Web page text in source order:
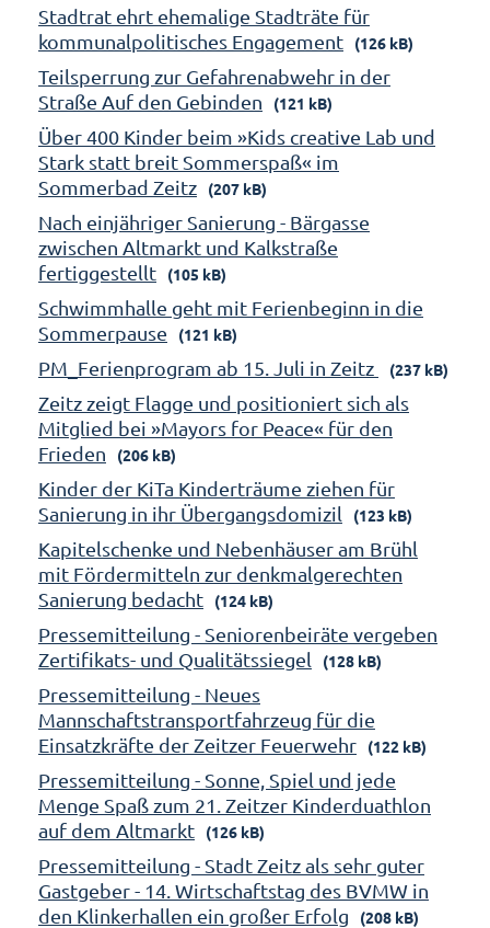
Stadtrat ehrt ehemalige Stadträte für
kommunalpolitisches Engagement
(126 kB)
Teilsperrung zur Gefahrenabwehr in der
Straße Auf den Gebinden
(121 kB)
Über 400 Kinder beim »Kids creative Lab und
Stark statt breit Sommerspaß« im
Sommerbad Zeitz
(207 kB)
Nach einjähriger Sanierung - Bärgasse
zwischen Altmarkt und Kalkstraße
fertiggestellt
(105 kB)
Schwimmhalle geht mit Ferienbeginn in die
Sommerpause
(121 kB)
PM_Ferienprogram ab 15. Juli in Zeitz (237 kB)
Zeitz zeigt Flagge und positioniert sich als
Mitglied bei »Mayors for Peace« für den
Frieden
(206 kB)
Kinder der KiTa Kinderträume ziehen für
Sanierung in ihr Übergangsdomizil
(123 kB)
Kapitelschenke und Nebenhäuser am Brühl
mit Fördermitteln zur denkmalgerechten
Sanierung bedacht
(124 kB)
Pressemitteilung - Seniorenbeiräte vergeben
Zertifikats- und Qualitätssiegel
(128 kB)
Pressemitteilung - Neues
Mannschaftstransportfahrzeug für die
Einsatzkräfte der Zeitzer Feuerwehr
(122 kB)
Pressemitteilung - Sonne, Spiel und jede
Menge Spaß zum 21. Zeitzer Kinderduathlon
auf dem Altmarkt
(126 kB)
Pressemitteilung - Stadt Zeitz als sehr guter
Gastgeber - 14. Wirtschaftstag des BVMW in
den Klinkerhallen ein großer Erfolg
(208 kB)